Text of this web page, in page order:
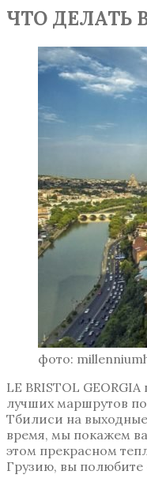
ЧТО ДЕЛАТЬ
фото:
LE BRISTOL
лучших маршрутов
Тбилиси на
время, мы покажем
этом прекрасном
Грузию, вы полюбите